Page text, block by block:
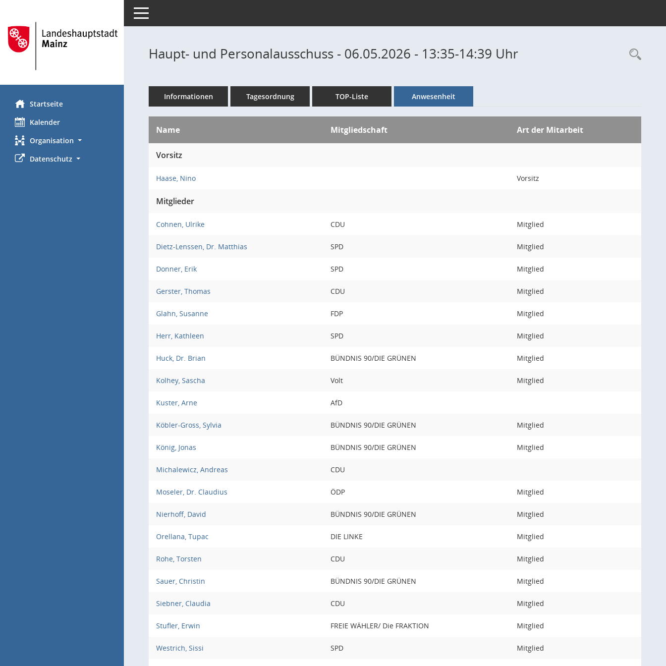
Startseite
Kalender
Organisation
Datenschutz
Toggle navigation
Haupt- und Personalausschuss - 06.05.2026 - 13:35-14:39 Uhr
Informationen Tagesordnung TOP-Liste Anwesenheit
Name Mitgliedschaft Art der Mitarbeit
Vorsitz
Haase, Nino Vorsitz
Mitglieder
Cohnen, Ulrike CDU Mitglied
Dietz-Lenssen, Dr. Matthias SPD Mitglied
Donner, Erik SPD Mitglied
Gerster, Thomas CDU Mitglied
Glahn, Susanne FDP Mitglied
Herr, Kathleen SPD Mitglied
Huck, Dr. Brian BÜNDNIS 90/DIE GRÜNEN Mitglied
Kolhey, Sascha Volt Mitglied
Kuster, Arne AfD
Köbler-Gross, Sylvia BÜNDNIS 90/DIE GRÜNEN Mitglied
König, Jonas BÜNDNIS 90/DIE GRÜNEN Mitglied
Michalewicz, Andreas CDU
Moseler, Dr. Claudius ÖDP Mitglied
Nierhoff, David BÜNDNIS 90/DIE GRÜNEN Mitglied
Orellana, Tupac DIE LINKE Mitglied
Rohe, Torsten CDU Mitglied
Sauer, Christin BÜNDNIS 90/DIE GRÜNEN Mitglied
Siebner, Claudia CDU Mitglied
Stufler, Erwin FREIE WÄHLER/ Die FRAKTION Mitglied
Westrich, Sissi SPD Mitglied